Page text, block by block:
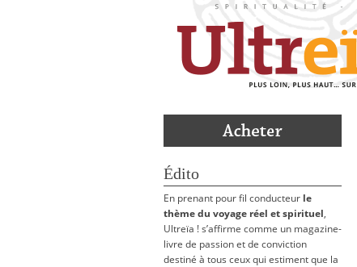
Édito
En prenant pour fil conducteur le
thème du voyage réel et spirituel,
Ultreïa ! s’affirme comme un magazine-
livre de passion et de conviction
destiné à tous ceux qui estiment que la